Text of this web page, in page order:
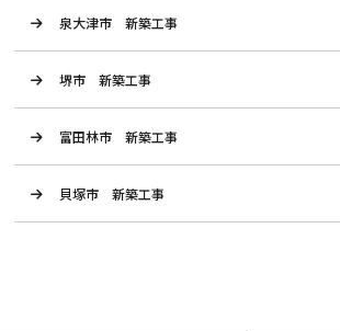
泉大津市 新築工事
堺市 新築工事
富田林市 新築工事
貝塚市 新築工事